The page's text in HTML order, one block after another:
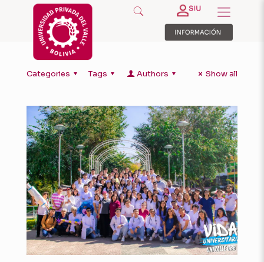
Categories Tags Authors Show all